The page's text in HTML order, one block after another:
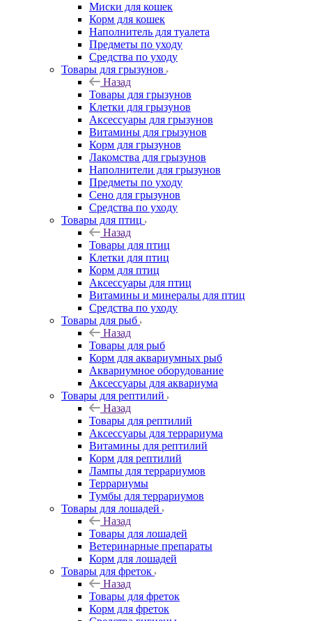
Миски для кошек
Корм для кошек
Наполнитель для туалета
Предметы по уходу
Средства по уходу
Товары для грызунов
Назад
Товары для грызунов
Клетки для грызунов
Аксессуары для грызунов
Витамины для грызунов
Корм для грызунов
Лакомства для грызунов
Наполнители для грызунов
Предметы по уходу
Сено для грызунов
Средства по уходу
Товары для птиц
Назад
Товары для птиц
Клетки для птиц
Корм для птиц
Аксессуары для птиц
Витамины и минералы для птиц
Средства по уходу
Товары для рыб
Назад
Товары для рыб
Корм для аквариумных рыб
Аквариумное оборудование
Аксессуары для аквариума
Товары для рептилий
Назад
Товары для рептилий
Аксессуары для террариума
Витамины для рептилий
Корм для рептилий
Лампы для террариумов
Террариумы
Тумбы для террариумов
Товары для лошадей
Назад
Товары для лошадей
Ветеринарные препараты
Корм для лошадей
Товары для фреток
Назад
Товары для фреток
Корм для фреток